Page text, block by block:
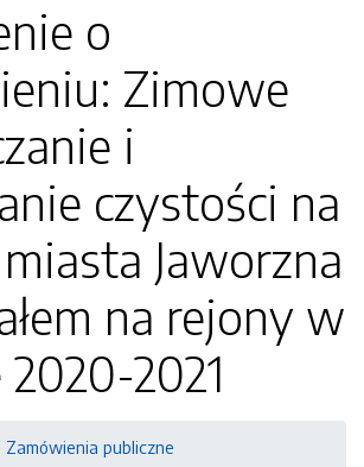
o
Zimowe
i
czystości na
Jaworzna
na rejony w
2021
Zamówienia publiczne